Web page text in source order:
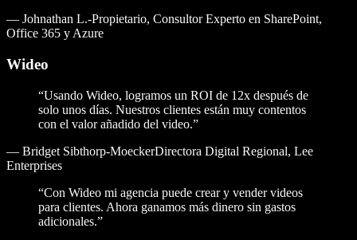
— Johnathan L.-Propietario, Consultor Experto en SharePoint,
Office 365 y Azure
Wideo
“Usando Wideo, logramos un ROI de 12x después de
solo unos días. Nuestros clientes están muy contentos
con el valor añadido del video.”
— Bridget Sibthorp-MoeckerDirectora Digital Regional, Lee
Enterprises
“Con Wideo mi agencia puede crear y vender videos
para clientes. Ahora ganamos más dinero sin gastos
adicionales.”